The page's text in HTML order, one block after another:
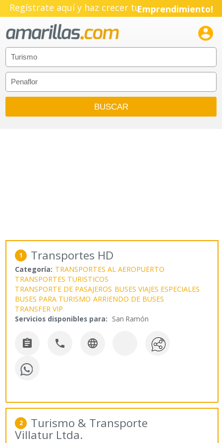
Regístrate aquí y haz crecer tuEmprendimiento!

1 Transportes HD
Categoría: TRANSPORTES AL AEROPUERTO
TRANSPORTES TURISTICOS
TRANSPORTE DE PASAJEROS BUSES VIAJES ESPECIALES
BUSES PARA TURISMO ARRIENDO DE BUSES
TRANSFER VIP
Servicios disponibles para: San Ramón
  
2 Turismo & Transporte
Villatur Ltda.